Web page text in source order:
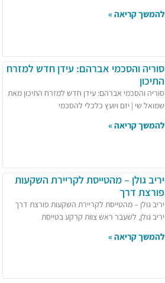
להמשך קריאה »
סוריה והסכמי אברהם: עידן חדש למזרח
התיכון
סוריה והסכמי אברהם: עידן חדש למזרח התיכון מאת
שמואל שי | יזם ויועץ כלכלי להסכמי
להמשך קריאה »
יריב גולן – מהטייסת לקריירת השקעות
פורצת דרך
יריב גולן – מהטייסת לקריירת השקעות פורצת דרך
יריב גולן, לשעבר ראש צוות קרקע בטייסת
להמשך קריאה »